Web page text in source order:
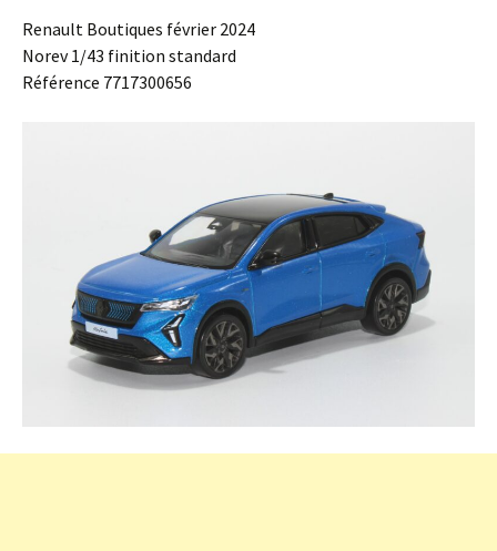
Renault Boutiques février 2024
Norev 1/43 finition standard
Référence 7717300656